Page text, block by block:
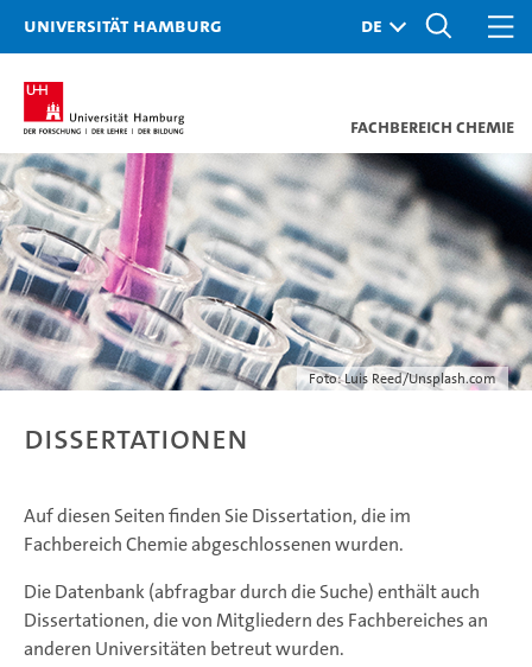
Universität Hamburg
Fachbereich Chemie
Foto: Luis Reed/Unsplash.com
Dissertationen
Auf diesen Seiten finden Sie Dissertation, die im
Fachbereich Chemie abgeschlossenen wurden.
Die Datenbank (abfragbar durch die Suche) enthält auch
Dissertationen, die von Mitgliedern des Fachbereiches an
anderen Universitäten betreut wurden.